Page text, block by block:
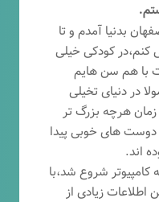
ماه سال ۶۵ در اصفهان بدنیا آمدم و تا
کودکی خیلی
با هم سن هایم
در دنیای تخیلی
هرچه بزرگ تر
های خوبی پیدا
اند.
کامپیوتر شروع شد،با
اطلاعات زیادی از